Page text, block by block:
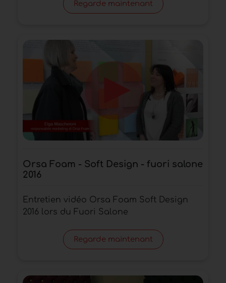
Regarde maintenant
Orsa Foam - Soft Design - fuori salone
2016
Entretien vidéo Orsa Foam Soft Design
2016 lors du Fuori Salone
Regarde maintenant